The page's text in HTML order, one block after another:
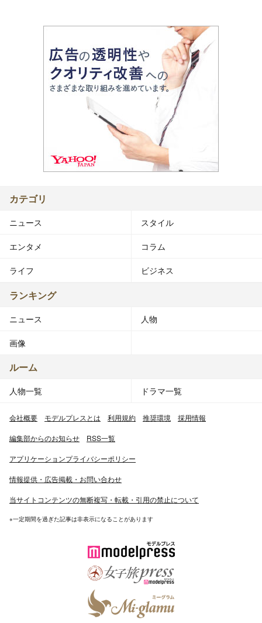
カテゴリ
ニュース スタイル
エンタメ コラム
ライフ ビジネス
ランキング
ニュース 人物
画像
ルーム
人物一覧 ドラマ一覧
会社概要 モデルプレスとは 利用規約 推奨環境 採用情報
編集部からのお知らせ RSS一覧
アプリケーションプライバシーポリシー
情報提供・広告掲載・お問い合わせ
当サイトコンテンツの無断複写・転載・引用の禁止について
※一定期間を過ぎた記事は非表示になることがあります